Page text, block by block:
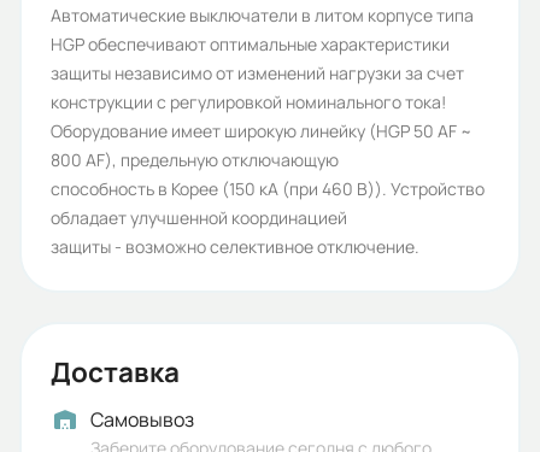
Тип тока:
АС
Серия:
HGP
Бренд:
HYUNDAI
Рабочее напряжение (В):
Автоматические выключатели в литом корпусе типа
HGP обеспечивают оптимальные характеристики
защиты независимо от изменений нагрузки за счет
конструкции с регулировкой номинального тока!
Оборудование имеет широкую линейку (HGP 50 AF ~
800 AF), предельную отключающую
способность в Корее (150 кА (при 460 В)). Устройство
обладает улучшенной координацией
защиты - возможно селективное отключение.
Доставка
Самовывоз